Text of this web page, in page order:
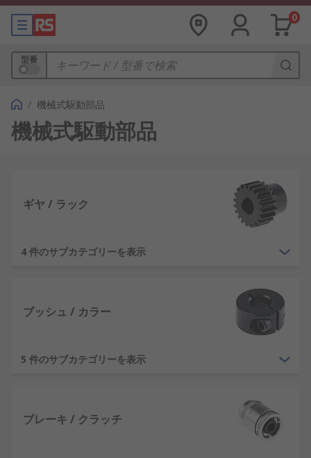
0
型番
/ 機械式駆動部品
機械式駆動部品
ギヤ / ラック
4 件のサブカテゴリーを表示
ブッシュ / カラー
5 件のサブカテゴリーを表示
ブレーキ / クラッチ